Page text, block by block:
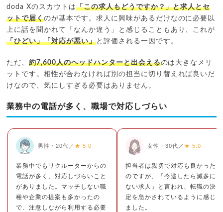
doda Xのスカウトは「この求人もどうですか？」と求人とセ
ットで届くのが基本です。求人に興味があるだけなのに必要以
上に話を聞かれて「なんか違う」と感じることもあり、これが
「ひどい」「対応が悪い」と評価される一因です。
ただ、約7,600人のヘッドハンターと出会えるのは大きなメリ
ットです。相性が合わなければ別の担当に切り替えれば良いだ
けなので、気にしすぎる必要はありません。
業務中の電話が多く、職場で対応しづらい
男性・20代／ ★ 5.0
業務中でもリクルーターからの
電話が多く、対応しづらいこと
がありました。マッチしない職
種や企業の提案も多かったの
で、注意しながら利用する必要
女性・30代／ ★ 5.0
担当者は親切で対応も良かった
のですが、「今逃したら滅多に
ない求人」と言われ、転職の決
定を急かされているように感じ
ました。